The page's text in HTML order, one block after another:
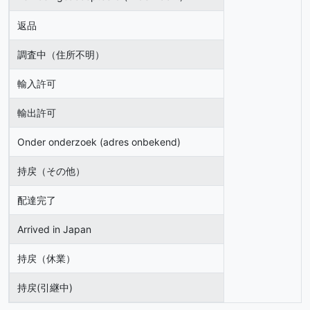
返品
調査中（住所不明）
輸入許可
輸出許可
Onder onderzoek (adres onbekend)
持戻（その他）
配達完了
Arrived in Japan
持戻（休業）
持戻(引継中)